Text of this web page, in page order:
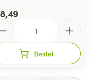
Bestel